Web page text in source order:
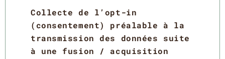
Collecte de l’opt-in
(consentement) préalable à la
transmission des données suite
à une fusion / acquisition